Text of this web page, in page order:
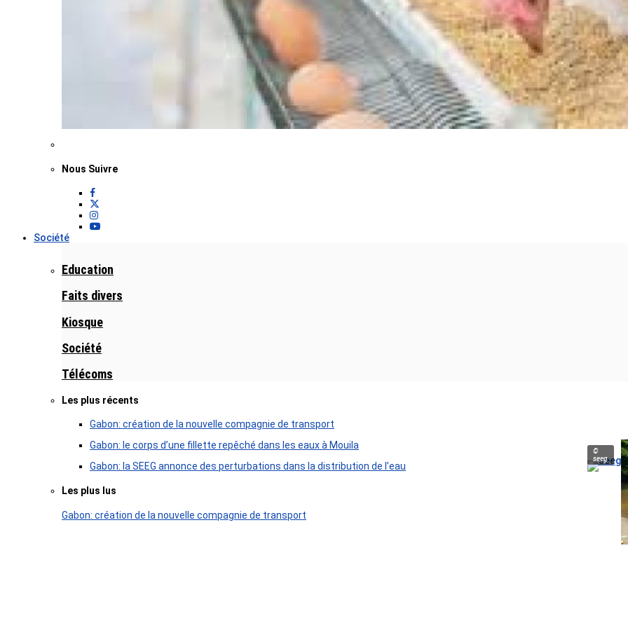
Nous Suivre
Société
Education
Faits divers
Kiosque
Société
Télécoms
Les plus récents
Gabon: création de la nouvelle compagnie de transport
Gabon: le corps d’une fillette repêché dans les eaux à Mouila
©
seeg
Gabon: la SEEG annonce des perturbations dans la distribution de l’eau
Les plus lus
Gabon: création de la nouvelle compagnie de transport